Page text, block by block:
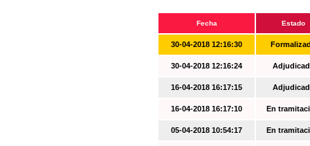
Fecha Estado
30-04-2018 12:16:30
30-04-2018 12:16:24
16-04-2018 16:17:15
16-04-2018 16:17:10 En
05-04-2018 10:54:17 En